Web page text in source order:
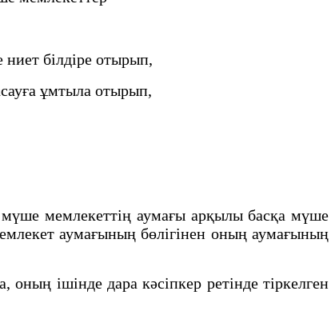
білдіре отырып,
ұмтыла отырып,
мемлекеттің аумағы арқылы басқа мүше
аумағының бөлігінен оның аумағының
ішінде дара кәсіпкер ретінде тіркелген